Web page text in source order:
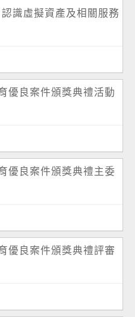
識虛擬資產及相關服務
優良案件頒獎典禮活動
優良案件頒獎典禮主委
優良案件頒獎典禮評審